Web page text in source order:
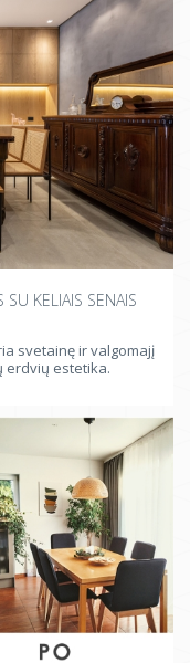
KELIAIS SENAIS
svetainę ir valgomajį
erdvių estetika.